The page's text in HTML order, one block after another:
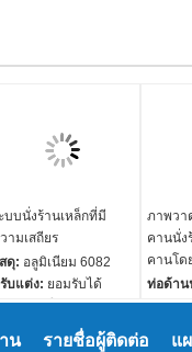
บบนั่งร้านเหล็กที่มี
ามเสถียร
ดุ: อลูมิเนียม 6082
บแต่ง: ยอมรับได้
นผ่าศูนย์กลาง:48 มม
ตัดด้วย
ภาพวา
คานนั่ง
คานโด
ท่อด้าน
48.3 /
ความ
แ
รายชื่อผู้ติดต่อ
น